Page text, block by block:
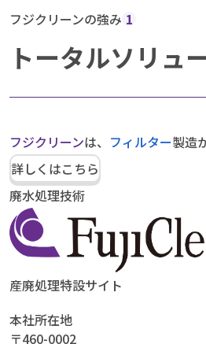
フジクリーンの強み 1
トータルソリュ
フジクリーンは、 フィルター製造
詳しくはこちら
廃水処理技術
産廃処理特設サイト
本社所在地
〒460-0002